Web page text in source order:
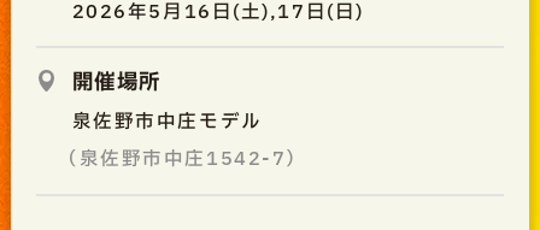
2026年5月16日(土),17日(日)
開催場所
泉佐野市中庄モデル
（泉佐野市中庄1542-7）